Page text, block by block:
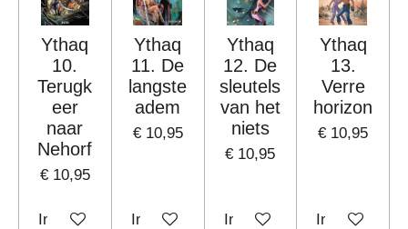
Ythaq
10.
Terugk
eer
naar
Nehorf
€ 10,95
In winkelwagen
Ythaq
11. De
langste
adem
€ 10,95
In winkelwagen
Ythaq
12. De
sleutels
van het
niets
€ 10,95
In winkelwagen
Ythaq
13.
Verre
horizon
€ 10,95
In